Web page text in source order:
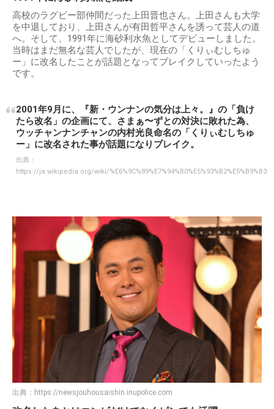
高校のラグビー部仲間だった上田晋也さん。上田さんも大学
を中退しており、上田さんが有田哲平さんを誘って芸人の道
へ。そして、1991年に海砂利水魚としてデビューしました。
当時はまだ無名な芸人でしたが、現在の「くりぃむしちゅ
ー」に改名したことが話題となってブレイクしていったよう
です。
2001年9月に、『新・ウンナンの気分は上々。』の「負け
たら改名」の企画にて、さまぁ〜ずとの対決に敗れた為、
ウッチャンナンチャンの内村光良命名の「くりぃむしちゅ
ー」に改名された事が話題になりブレイク。
出典：
https://ja.wikipedia.org/wiki/%E6%9C%89%E7%94%B0%E5%93%B2%E5%B9%B3
出典： https://newsjouhousaishin.inupolice.com